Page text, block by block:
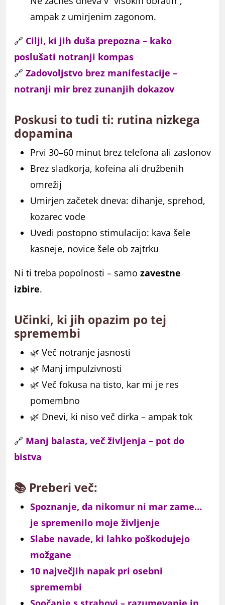
ampak z umirjenim zagonom.
🔗 Cilji, ki jih duša prepozna – kako
poslušati notranji kompas
🔗 Zadovoljstvo brez manifestacije –
notranji mir brez zunanjih dokazov
Poskusi to tudi ti: rutina nizkega
dopamina
Prvi 30–60 minut brez telefona ali zaslonov
Brez sladkorja, kofeina ali družbenih
omrežij
Umirjen začetek dneva: dihanje, sprehod,
kozarec vode
Uvedi postopno stimulacijo: kava šele
kasneje, novice šele ob zajtrku
Ni ti treba popolnosti – samo zavestne
izbire.
Učinki, ki jih opazim po tej
spremembi
🌿 Več notranje jasnosti
🌿 Manj impulzivnosti
🌿 Več fokusa na tisto, kar mi je res
pomembno
🌿 Dnevi, ki niso več dirka – ampak tok
🔗 Manj balasta, več življenja – pot do
bistva
📚 Preberi več:
Spoznanje, da nikomur ni mar zame…
je spremenilo moje življenje
Slabe navade, ki lahko poškodujejo
možgane
10 največjih napak pri osebni
spremembi